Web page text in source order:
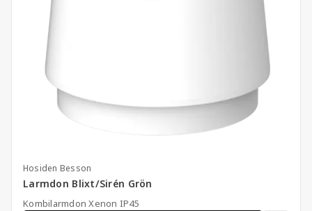
Hosiden Besson
Larmdon Blixt/Sirén Grön
Kombilarmdon Xenon IP45